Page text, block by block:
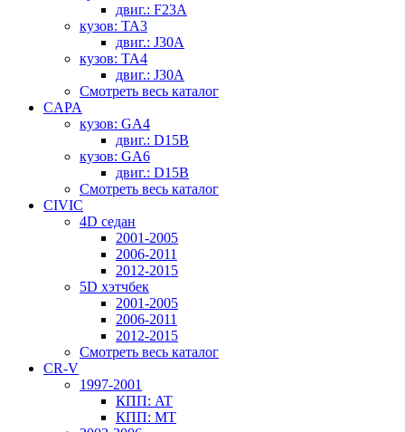
двиг.: F23A
кузов: TA3
двиг.: J30A
кузов: TA4
двиг.: J30A
Смотреть весь каталог
CAPA
кузов: GA4
двиг.: D15B
кузов: GA6
двиг.: D15B
Смотреть весь каталог
CIVIC
4D седан
2001-2005
2006-2011
2012-2015
5D хэтчбек
2001-2005
2006-2011
2012-2015
Смотреть весь каталог
CR-V
1997-2001
КПП: AT
КПП: MT